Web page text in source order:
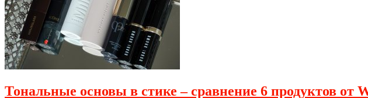
Тональные основы в стике – сравнение 6 продуктов от